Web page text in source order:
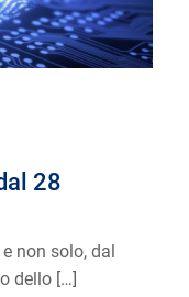
28
non solo, dal
dello […]